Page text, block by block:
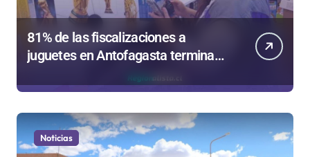
81% de las fiscalizaciones a
juguetes en Antofagasta termina
en sumarios sanitarios
Noticias